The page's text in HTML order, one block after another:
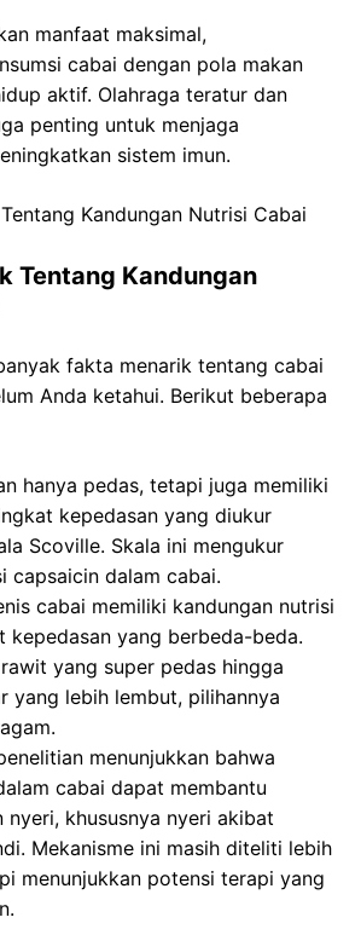
manfaat maksimal,
cabai dengan pola makan
aktif. Olahraga teratur dan
penting untuk menjaga
sistem imun.
Kandungan Nutrisi Cabai
Tentang Kandungan
fakta menarik tentang cabai
Anda ketahui. Berikut beberapa
hanya pedas, tetapi juga memiliki
kepedasan yang diukur
Scoville. Skala ini mengukur
capsaicin dalam cabai.
cabai memiliki kandungan nutrisi
kepedasan yang berbeda-beda.
yang super pedas hingga
yang lebih lembut, pilihannya
menunjukkan bahwa
cabai dapat membantu
nyeri, khususnya nyeri akibat
Mekanisme ini masih diteliti lebih
menunjukkan potensi terapi yang